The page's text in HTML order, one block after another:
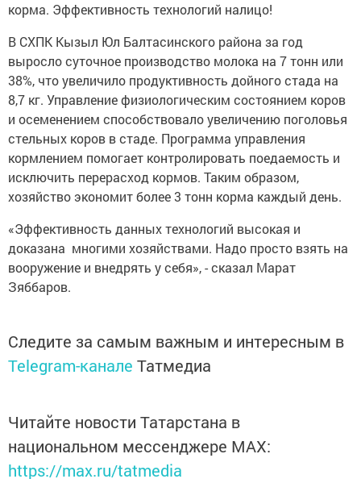
корма. Эффективность технологий налицо!
В СХПК Кызыл Юл Балтасинского района за год
выросло суточное производство молока на 7 тонн или
38%, что увеличило продуктивность дойного стада на
8,7 кг. Управление физиологическим состоянием коров
и осеменением способствовало увеличению поголовья
стельных коров в стаде. Программа управления
кормлением помогает контролировать поедаемость и
исключить перерасход кормов. Таким образом,
хозяйство экономит более 3 тонн корма каждый день.
«Эффективность данных технологий высокая и
доказана многими хозяйствами. Надо просто взять на
вооружение и внедрять у себя», - сказал Марат
Зяббаров.
Следите за самым важным и интересным в
Telegram-канале Татмедиа
Читайте новости Татарстана в
национальном мессенджере MАХ:
https://max.ru/tatmedia